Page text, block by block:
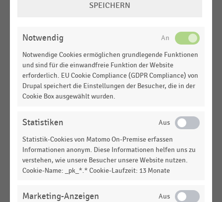
LEBENSMITTELHANDEL
Verkaufsfläche der Geschäfte im deutschen
Lebensmittelhandel (2011)
LEBENSMITTELHANDEL|STATISTIK
Gesamtverkaufsfläche der Unternehmen im
DEUTSCHSPRACHIGER EINZELHANDEL | STATISTIK
Top 20 der Kreise in Deutschland nach
Ladendiebstahl-Häufigkeitszahl (2021)
DEUTSCHSPRACHIGER EINZELHANDEL|STATISTIK
SPEICHERN
Notwendig
Notwendige Cookies ermöglichen grundlegende Funktionen
und sind für die einwandfreie Funktion der Website
erforderlich. EU Cookie Compliance (GDPR Compliance) von
Drupal speichert die Einstellungen der Besucher, die in der
Cookie Box ausgewählt wurden.
Statistiken
Statistik-Cookies von Matomo On-Premise erfassen
Informationen anonym. Diese Informationen helfen uns zu
verstehen, wie unsere Besucher unsere Website nutzen.
Cookie-Name: _pk_*.* Cookie-Laufzeit: 13 Monate
Marketing-Anzeigen